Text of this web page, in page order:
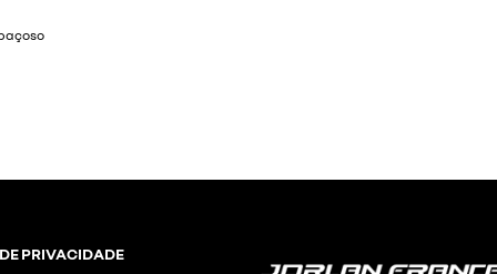
PRIVACIDADE